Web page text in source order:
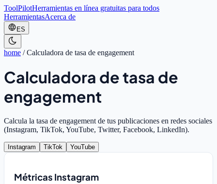
ToolPilotHerramientas en línea gratuitas para todos
HerramientasAcerca de
ES
home /Calculadora de tasa de engagement
Calculadora de tasa de
engagement
Calcula la tasa de engagement de tus publicaciones en redes sociales
(Instagram, TikTok, YouTube, Twitter, Facebook, LinkedIn).
Instagram TikTok YouTube
Métricas Instagram